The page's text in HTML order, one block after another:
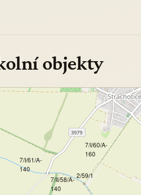
objekty
7/I/60/A-
160
2/59/1
7/II/58/A-
140
7/I/61/A-
140